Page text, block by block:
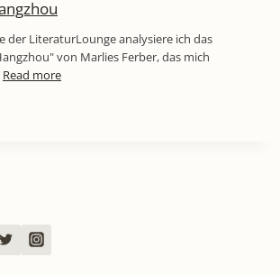
der LiteraturLounge analysiere ich das
von Marlies Ferber, das mich
Read more